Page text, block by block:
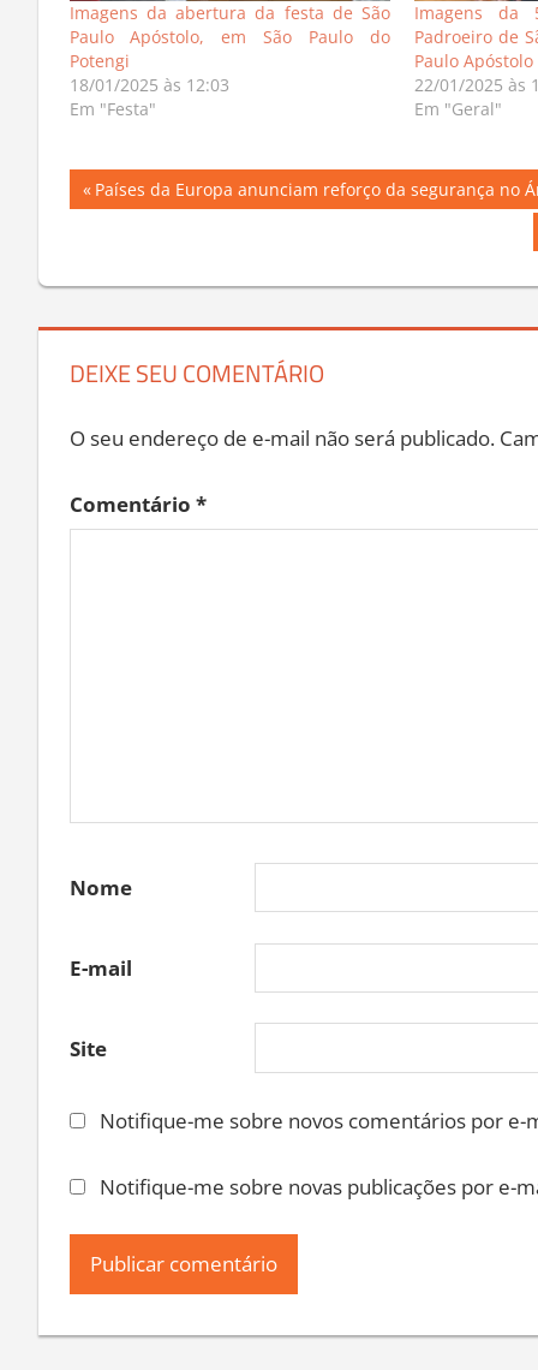
Imagens da abertura da festa de São
Paulo Apóstolo, em São Paulo do
Potengi
18/01/2025 às 12:03
Em "Festa"
Imagens da
Padroeiro de
Paulo Apóstolo
22/01/2025 às
Em "Geral"
Navegação
Post
Previous
Post:
Países da Europa anunciam reforço da segurança no
DEIXE SEU COMENTÁRIO
O seu endereço de e-mail não será publicado.
Comentário *
Nome
E-mail
Site
Notifique-me sobre novos comentários por e-
Notifique-me sobre novas publicações por e-